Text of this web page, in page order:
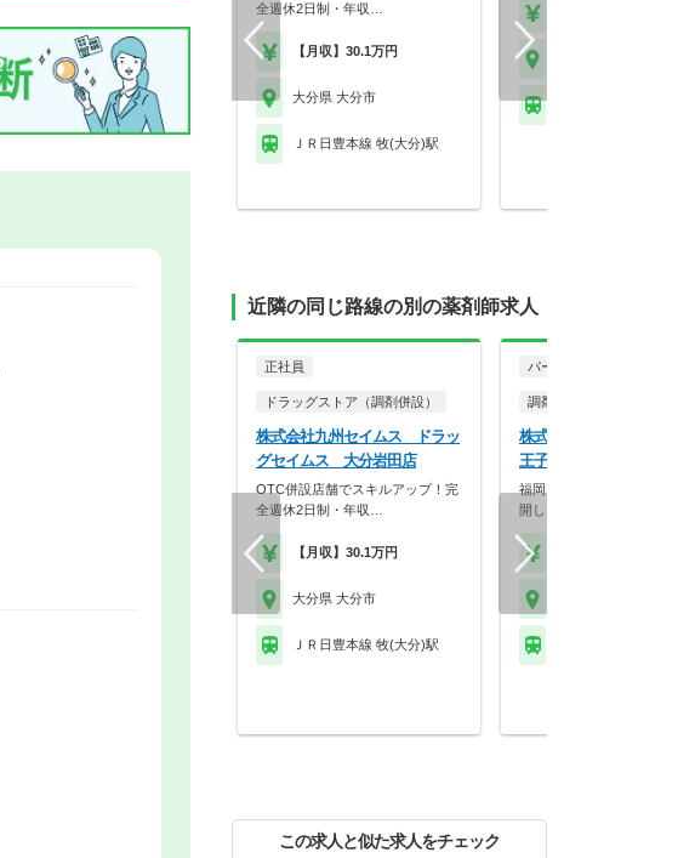
全週休2日制・年収…
【月収】30.1万円
大分県 大分市
ＪＲ日豊本線 牧(大分)駅
近隣の同じ路線の別の薬剤師求人
正社員
ドラッグストア（調剤併設）
株式会社九州セイムス ドラッ
グセイムス 大分岩田店
OTC併設店舗でスキルアップ！完
全週休2日制・年収…
【月収】30.1万円
大分県 大分市
ＪＲ日豊本線 牧(大分)駅
パート・アルバイト
調剤薬局
株式会社大賀薬局 大賀
王子店
福岡を拠点に九州でドミナン
開している大手調剤・…
この求人と似た求人をチェック